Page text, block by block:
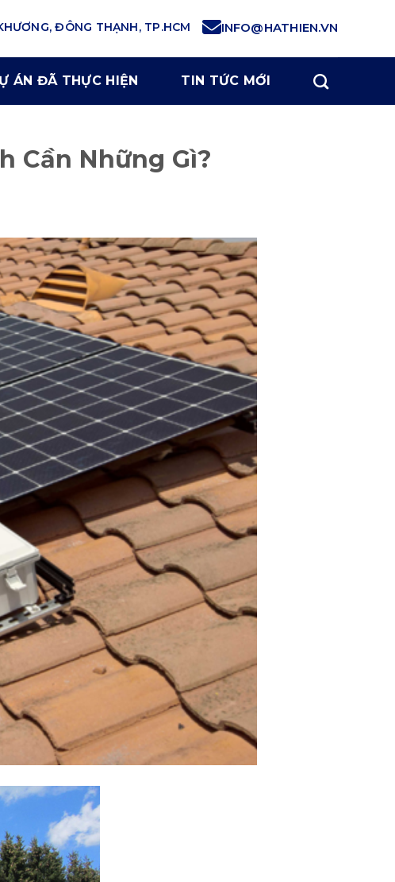
ĐÔNG THẠNH, TP.HCM INFO@HATHIEN.VN
ÁN ĐÃ THỰC HIỆN TIN TỨC MỚI
Cần Những Gì?